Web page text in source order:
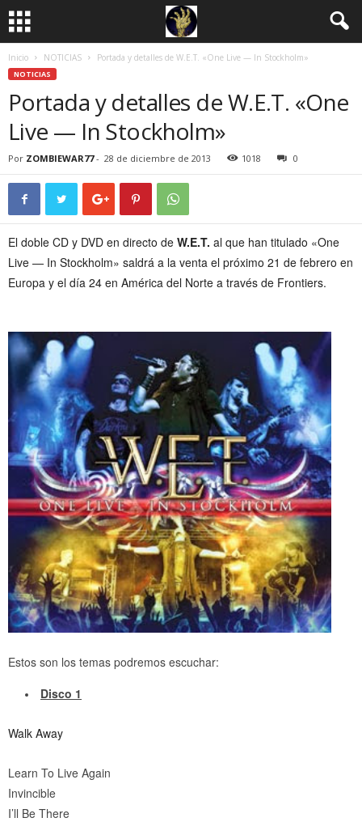
Inicio NOTICIAS Portada y detalles de W.E.T. «One Live — In Stockholm»
NOTICIAS
Portada y detalles de W.E.T. «One
Live — In Stockholm»
Por ZOMBIEWAR77- 28 de diciembre de 2013 1018 0
El doble CD y DVD en directo de W.E.T. al que han titulado «One
Live — In Stockholm» saldrá a la venta el próximo 21 de febrero en
Europa y el día 24 en América del Norte a través de Frontiers.
Estos son los temas podremos escuchar:
Disco 1
Walk Away
Learn To Live Again
Invincible
I’ll Be There